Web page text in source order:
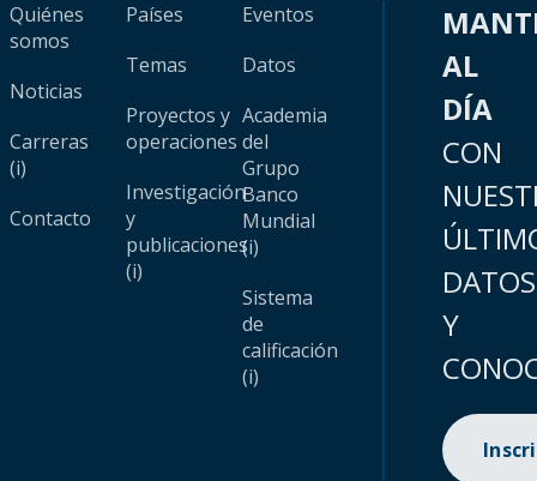
Quiénes
somos
Noticias
Carreras
(i)
Contacto
Países
Temas
Proyectos y
operaciones
Investigación
y
publicaciones
(i)
Eventos
Datos
Academia
del
Grupo
Banco
Mundial
(i)
Sistema
de
calificación
(i)
AL
DÍA
CON
DATOS
Y